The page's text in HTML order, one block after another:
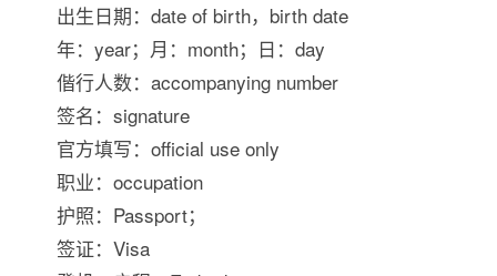
出生日期：date of birth，birth date
年：year；月：month；日：day
偕行人数：accompanying number
签名：signature
官方填写：official use only
职业：occupation
护照：Passport；
签证：Visa